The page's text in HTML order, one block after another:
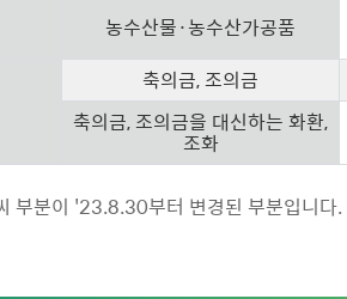
농수산물·농수산가공품
축의금, 조의금
축의금, 조의금을 대신하는 화환,
조화
부분이 '23.8.30부터 변경된 부분입니다.